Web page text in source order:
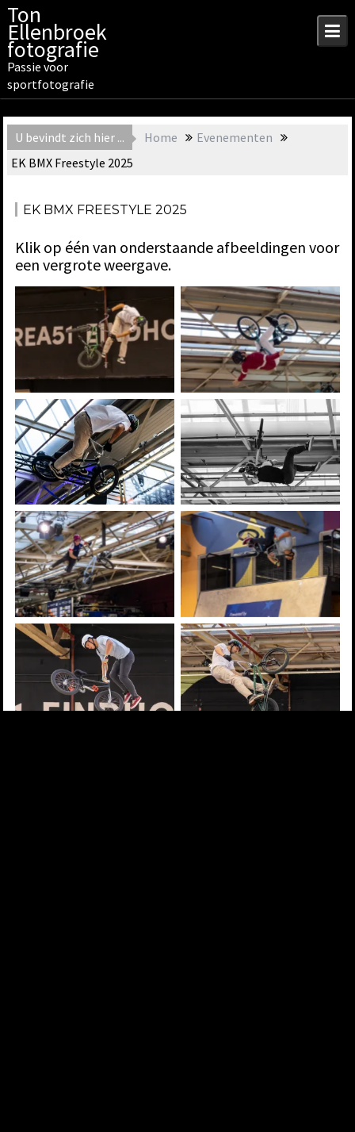
Skip
to
content
Ton
Ellenbroek
fotografie
Passie voor
sportfotografie
U bevindt zich hier ... Home
Evenementen
EK BMX Freestyle 2025
EK BMX FREESTYLE 2025
Klik op één van onderstaande afbeeldingen voor
een vergrote weergave.